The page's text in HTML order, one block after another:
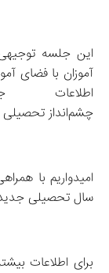
آموزان با فضای
اطلاعات
چشم‌انداز تحصیلی دانش‌ آموزان ارائه شد.
سال تحصیلی جدید